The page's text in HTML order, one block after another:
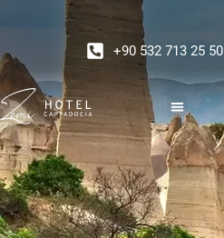
+90 532 713 25 50